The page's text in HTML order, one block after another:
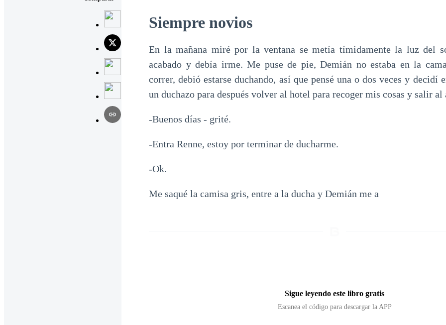
Siempre novios
En la mañana miré por la ventana se metía tímidamente la luz del
acabado y debía irme. Me puse de pie, Demián no estaba en la
correr, debió estarse duchando, así que pensé una o dos veces y decidí
un duchazo para después volver al hotel para recoger mis cosas y salir al
-Buenos días - grité.
-Entra Renne, estoy por terminar de ducharme.
-Ok.
Me saqué la camisa gris, entre a la ducha y Demián me a
Sigue leyendo este libro gratis
Escanea el código para descargar la APP